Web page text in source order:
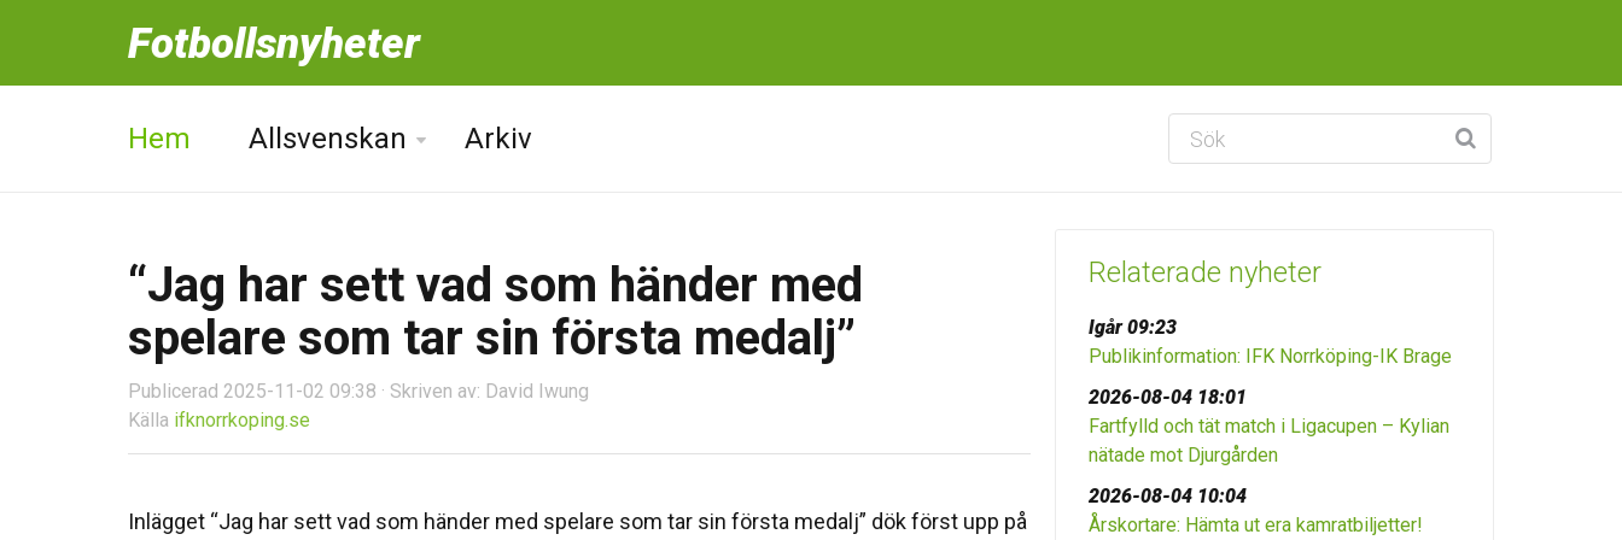
Fotbollsnyheter
Hem Allsvenskan Arkiv
“Jag har sett vad som händer med
spelare som tar sin första medalj”
Publicerad 2025-11-02 09:38 · Skriven av: David Iwung
Källa ifknorrkoping.se
Inlägget “Jag har sett vad som händer med spelare som tar sin första medalj” dök först upp på
Relaterade nyheter
Igår 09:23
Publikinformation: IFK Norrköping-IK Brage
2026-08-04 18:01
Fartfylld och tät match i Ligacupen – Kylian
nätade mot Djurgården
2026-08-04 10:04
Årskortare: Hämta ut era kamratbiljetter!